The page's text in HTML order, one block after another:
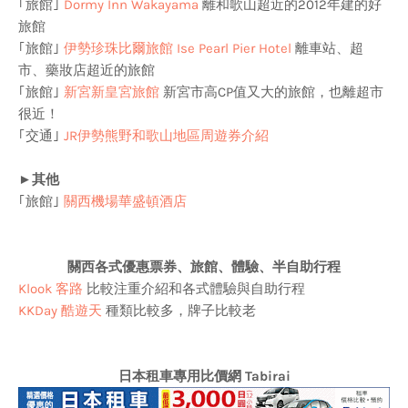
｢旅館｣ Dormy Inn Wakayama 離和歌山超近的2012年建的好
旅館
｢旅館｣ 伊勢珍珠比爾旅館 Ise Pearl Pier Hotel 離車站、超
市、藥妝店超近的旅館
｢旅館｣ 新宮新皇宮旅館 新宮市高CP值又大的旅館，也離超市
很近！
｢交通｣ JR伊勢熊野和歌山地區周遊券介紹
►其他
｢旅館｣ 關西機場華盛頓酒店
關西各式優惠票券、旅館、體驗、半自助行程
Klook 客路 比較注重介紹和各式體驗與自助行程
KKDay 酷遊天 種類比較多，牌子比較老
日本租車專用比價網 Tabirai